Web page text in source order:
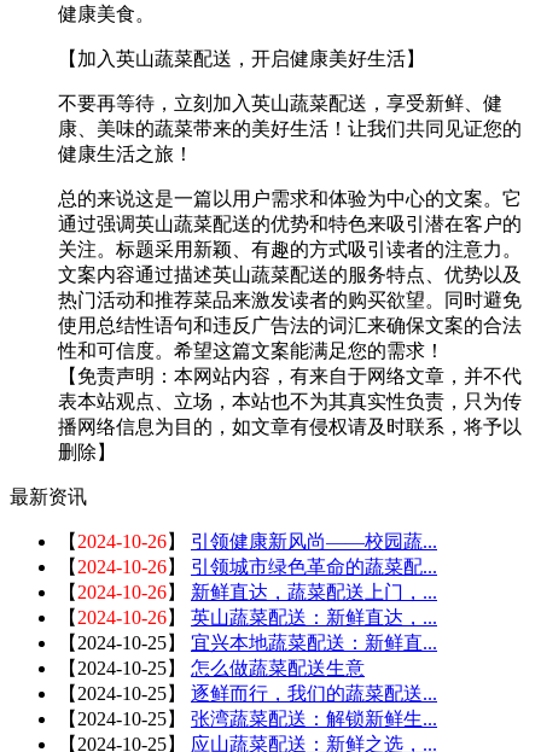
健康美食。
【加入英山蔬菜配送，开启健康美好生活】
不要再等待，立刻加入英山蔬菜配送，享受新鲜、健
康、美味的蔬菜带来的美好生活！让我们共同见证您的
健康生活之旅！
总的来说这是一篇以用户需求和体验为中心的文案。它
通过强调英山蔬菜配送的优势和特色来吸引潜在客户的
关注。标题采用新颖、有趣的方式吸引读者的注意力。
文案内容通过描述英山蔬菜配送的服务特点、优势以及
热门活动和推荐菜品来激发读者的购买欲望。同时避免
使用总结性语句和违反广告法的词汇来确保文案的合法
性和可信度。希望这篇文案能满足您的需求！
【免责声明：本网站内容，有来自于网络文章，并不代
表本站观点、立场，本站也不为其真实性负责，只为传
播网络信息为目的，如文章有侵权请及时联系，将予以
删除】
最新资讯
【 2024-10-26】 引领健康新风尚——校园蔬...
【 2024-10-26】 引领城市绿色革命的蔬菜配...
【 2024-10-26】 新鲜直达，蔬菜配送上门，...
【 2024-10-26】 英山蔬菜配送：新鲜直达，...
【 2024-10-25】 宜兴本地蔬菜配送：新鲜直...
【 2024-10-25】 怎么做蔬菜配送生意
【 2024-10-25】 逐鲜而行，我们的蔬菜配送...
【 2024-10-25】 张湾蔬菜配送：解锁新鲜生...
【 2024-10-25】 应山蔬菜配送：新鲜之选，...